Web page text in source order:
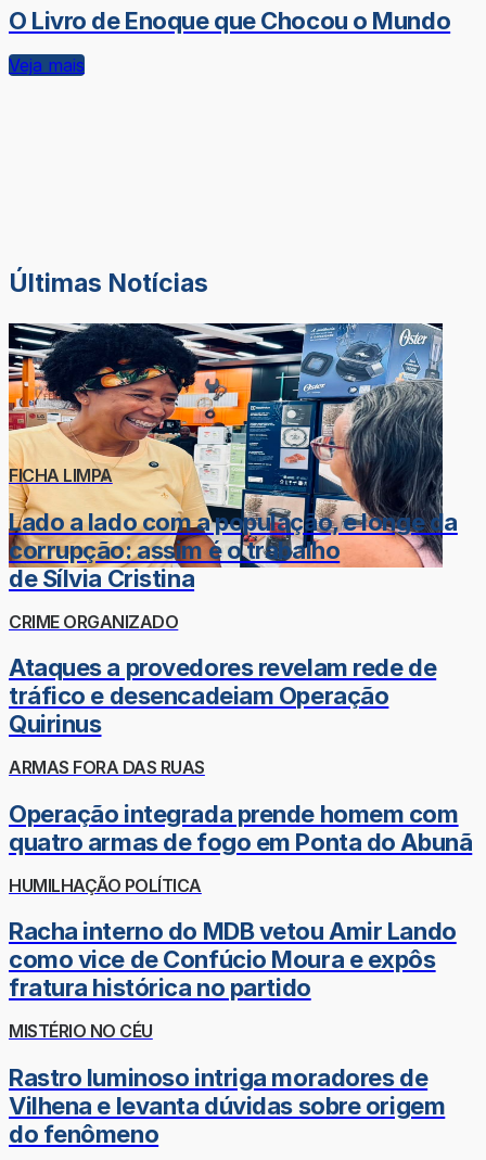
O Livro de Enoque que Chocou o Mundo
Veja mais
Últimas Notícias
FICHA LIMPA
Lado a lado com a população, e longe da
corrupção: assim é o trabalho
de Sílvia Cristina
CRIME ORGANIZADO
Ataques a provedores revelam rede de
tráfico e desencadeiam Operação
Quirinus
ARMAS FORA DAS RUAS
Operação integrada prende homem com
quatro armas de fogo em Ponta do Abunã
HUMILHAÇÃO POLÍTICA
Racha interno do MDB vetou Amir Lando
como vice de Confúcio Moura e expôs
fratura histórica no partido
MISTÉRIO NO CÉU
Rastro luminoso intriga moradores de
Vilhena e levanta dúvidas sobre origem
do fenômeno